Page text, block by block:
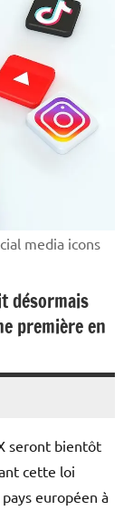
media icons
désormais
première en
seront bientôt
cette loi
européen à